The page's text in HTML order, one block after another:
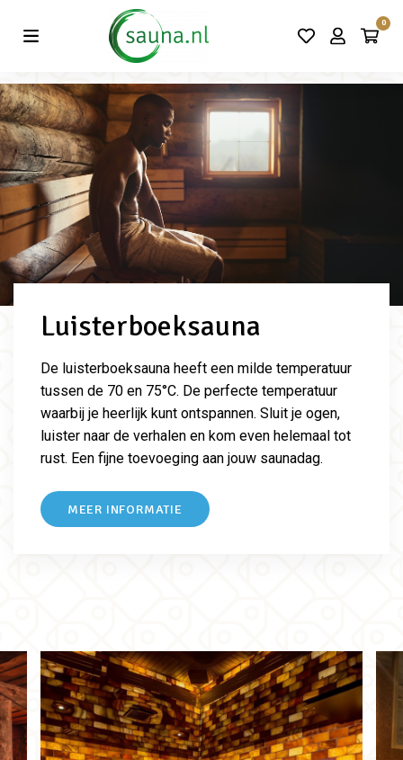
0
Vind de beste acties in één klik!
Luisterboeksauna
De luisterboeksauna heeft een milde temperatuur
tussen de 70 en 75°C. De perfecte temperatuur
waarbij je heerlijk kunt ontspannen. Sluit je ogen,
luister naar de verhalen en kom even helemaal tot
rust. Een fijne toevoeging aan jouw saunadag.
MEER INFORMATIE